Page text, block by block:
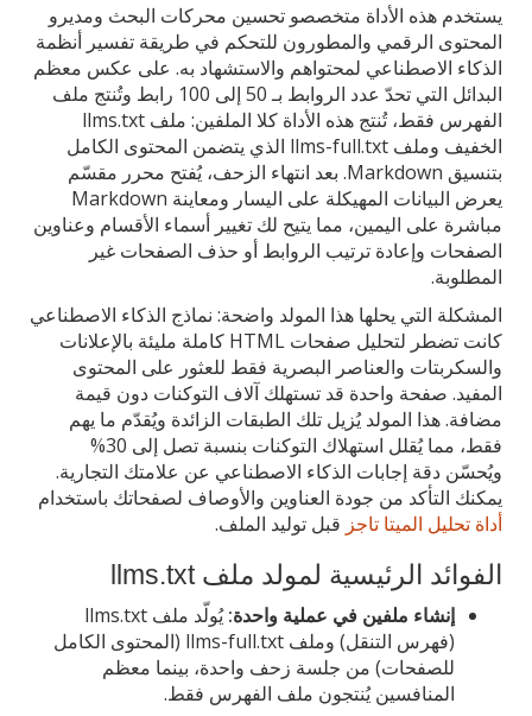
يستخدم هذه الأداة متخصصو تحسين محركات البحث ومديرو
المحتوى الرقمي والمطورون للتحكم في طريقة تفسير أنظمة
الذكاء الاصطناعي لمحتواهم والاستشهاد به. على عكس معظم
البدائل التي تحدّ عدد الروابط بـ 50 إلى 100 رابط وتُنتج ملف
الفهرس فقط، تُنتج هذه الأداة كلا الملفين: ملف llms.txt
الخفيف وملف llms-full.txt الذي يتضمن المحتوى الكامل
بتنسيق Markdown. بعد انتهاء الزحف، يُفتح محرر مقسّم
يعرض البيانات المهيكلة على اليسار ومعاينة Markdown
مباشرة على اليمين، مما يتيح لك تغيير أسماء الأقسام وعناوين
الصفحات وإعادة ترتيب الروابط أو حذف الصفحات غير
المطلوبة.
المشكلة التي يحلها هذا المولد واضحة: نماذج الذكاء الاصطناعي
كانت تضطر لتحليل صفحات HTML كاملة مليئة بالإعلانات
والسكربتات والعناصر البصرية فقط للعثور على المحتوى
المفيد. صفحة واحدة قد تستهلك آلاف التوكنات دون قيمة
مضافة. هذا المولد يُزيل تلك الطبقات الزائدة ويُقدّم ما يهم
فقط، مما يُقلل استهلاك التوكنات بنسبة تصل إلى 30%
ويُحسّن دقة إجابات الذكاء الاصطناعي عن علامتك التجارية.
يمكنك التأكد من جودة العناوين والأوصاف لصفحاتك باستخدام
أداة تحليل الميتا تاجز قبل توليد الملف.
الفوائد الرئيسية لمولد ملف llms.txt
إنشاء ملفين في عملية واحدة:
يُولّد ملف llms.txt
(فهرس التنقل) وملف llms-full.txt (المحتوى الكامل
للصفحات) من جلسة زحف واحدة، بينما معظم
المنافسين يُنتجون ملف الفهرس فقط.